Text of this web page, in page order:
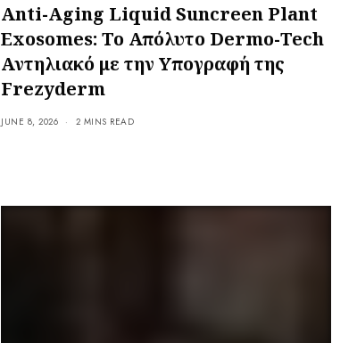
Anti-Aging Liquid Suncreen Plant
Exosomes: Το Απόλυτο Dermo-Tech
Αντηλιακό με την Υπογραφή της
Frezyderm
JUNE 8, 2026 2 MINS READ